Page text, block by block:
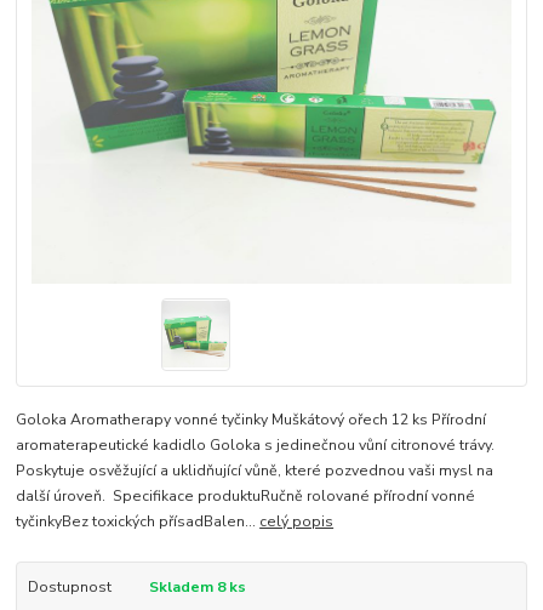
Goloka Aromatherapy vonné tyčinky Muškátový ořech 12 ks Přírodní
aromaterapeutické kadidlo Goloka s jedinečnou vůní citronové trávy.
Poskytuje osvěžující a uklidňující vůně, které pozvednou vaši mysl na
další úroveň. Specifikace produktuRučně rolované přírodní vonné
tyčinkyBez toxických přísadBalen... celý popis
Dostupnost
Skladem 8 ks